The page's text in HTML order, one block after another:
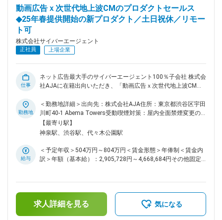
せるための施策です。 【福利厚生：家賃補助制度 2駅ルー
ル・どこでもルール】 勤務オフィスの最寄駅から各線2駅圏内
に住んでいる正社員に対し月3万円、5年以上勤続している正
します。 【部活動支援制度】 社員同士のコミュニケーション
促進を目的に、部活動に対し補助金を支給。フットサル部、野
球部、ランニング部、トレーニング部など多種多彩な部活があ
ります。 毎月末の表彰式、サイバーエージェントグループ全
社社員総会など、一体感を創る場を多数設けている活発な組織
です。 変更の範囲：会社の定める業務
す。
動画広告ｘ次世代地上波CMのプロダクトセールス
◆25年春提供開始の新プロダクト／土日祝休／リモー
ト可
株式会社サイバーエージェント
正社員 上場企業
仕事
ネット広告最大手のサイバーエージェント100％子会社 株式会
社AJAに在籍出向いただき、「動画広告ｘ次世代地上波CMの
容： 株式会社AJAは、これまでサイバーエージェントがメデ
ィア運営において培ったノウハウと技術力を強みに、優良なメ
ディアの収益向上支援および企業のあらゆるマーケティング課
題解決に向けて、最先端の広告プロダクトを開発・提供してい
用型バイイングとCM配信中の運用を実現するサービスです。
◎地上波テレビCMの運用サービス「ミエルTV」
へ「運用型地上波CM」のプランニング/提案 ・振り返
り/PDCA ・放送局とのメディア交渉/企画開発 事業責任者と密
に連携する業務のため、事業戦略立案・プロダクト開発・PL
管理などに関わる機会のある仕事です。 ■ポジションの魅力：
勤務地
＜勤務地詳細＞出向先：株式会社AJA住所：東京都渋谷区宇田
川町40-1 Abema Towers受動喫煙対策：屋内全面禁煙変更の
範囲：会社の定める事業所（リモートワーク含む）
【最寄り駅】
神泉駅、渋谷駅、代々木公園駅
給与
＜予定年収＞504万円～804万円＜賃金形態＞年俸制＜賃金内
訳＞年額（基本給）：2,905,728円～4,668,684円その他固定
割）（一律手当を含む）＜昇給有無＞有＜残業手当＞有＜給与
補足＞※経験・能力を考慮の上、当社規定により優遇します。
※半期ごとの目標管理制度を導入しており、評価に応じて年俸
求人詳細を見る 気になる